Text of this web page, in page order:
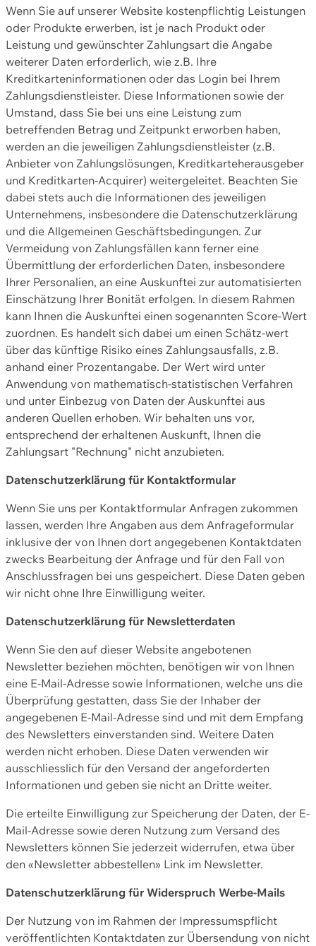
Wenn Sie auf unserer Website kostenpflichtig Leistungen
oder Produkte erwerben, ist je nach Produkt oder
Leistung und gewünschter Zahlungsart die Angabe
weiterer Daten erforderlich, wie z.B. Ihre
Kreditkarteninformationen oder das Login bei Ihrem
Zahlungsdienstleister. Diese Informationen sowie der
Umstand, dass Sie bei uns eine Leistung zum
betreffenden Betrag und Zeitpunkt erworben haben,
werden an die jeweiligen Zahlungsdienstleister (z.B.
Anbieter von Zahlungslösungen, Kreditkarteherausgeber
und Kreditkarten-Acquirer) weitergeleitet. Beachten Sie
dabei stets auch die Informationen des jeweiligen
Unternehmens, insbesondere die Datenschutzerklärung
und die Allgemeinen Geschäftsbedingungen. Zur
Vermeidung von Zahlungsfällen kann ferner eine
Übermittlung der erforderlichen Daten, insbesondere
Ihrer Personalien, an eine Auskunftei zur automatisierten
Einschätzung Ihrer Bonität erfolgen. In diesem Rahmen
kann Ihnen die Auskunftei einen sogenannten Score-Wert
zuordnen. Es handelt sich dabei um einen Schätz-wert
über das künftige Risiko eines Zahlungsausfalls, z.B.
anhand einer Prozentangabe. Der Wert wird unter
Anwendung von mathematisch-statistischen Verfahren
und unter Einbezug von Daten der Auskunftei aus
anderen Quellen erhoben. Wir behalten uns vor,
entsprechend der erhaltenen Auskunft, Ihnen die
Zahlungsart "Rechnung" nicht anzubieten.
Datenschutzerklärung für Kontaktformular
Wenn Sie uns per Kontaktformular Anfragen zukommen
lassen, werden Ihre Angaben aus dem Anfrageformular
inklusive der von Ihnen dort angegebenen Kontaktdaten
zwecks Bearbeitung der Anfrage und für den Fall von
Anschlussfragen bei uns gespeichert. Diese Daten geben
wir nicht ohne Ihre Einwilligung weiter.
Datenschutzerklärung für Newsletterdaten
Wenn Sie den auf dieser Website angebotenen
Newsletter beziehen möchten, benötigen wir von Ihnen
eine E-Mail-Adresse sowie Informationen, welche uns die
Überprüfung gestatten, dass Sie der Inhaber der
angegebenen E-Mail-Adresse sind und mit dem Empfang
des Newsletters einverstanden sind. Weitere Daten
werden nicht erhoben. Diese Daten verwenden wir
ausschliesslich für den Versand der angeforderten
Informationen und geben sie nicht an Dritte weiter.
Die erteilte Einwilligung zur Speicherung der Daten, der E-
Mail-Adresse sowie deren Nutzung zum Versand des
Newsletters können Sie jederzeit widerrufen, etwa über
den «Newsletter abbestellen» Link im Newsletter.
Datenschutzerklärung für Widerspruch Werbe-Mails
Der Nutzung von im Rahmen der Impressumspflicht
veröffentlichten Kontaktdaten zur Übersendung von nicht